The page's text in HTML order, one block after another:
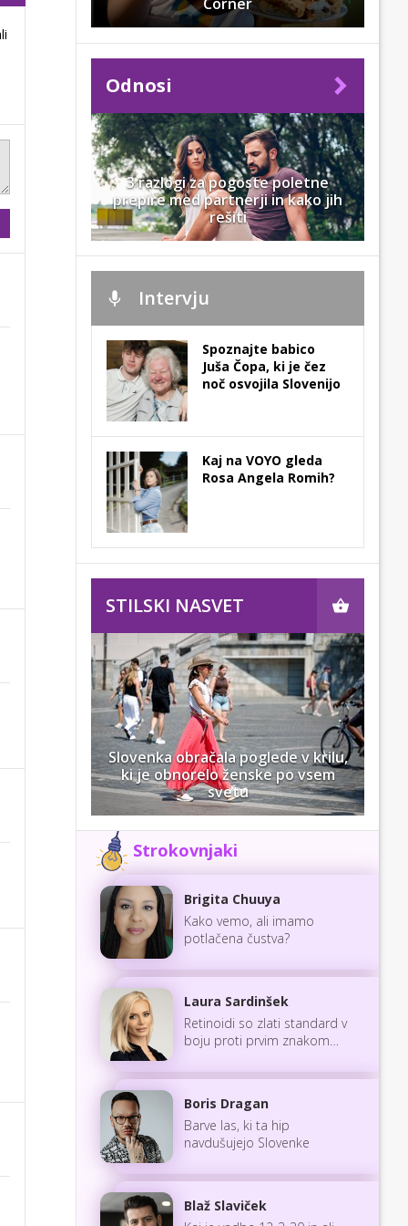
Odnosi
3 razlogi za pogoste poletne
prepire med partnerji in kako jih
rešiti
Intervju
Spoznajte babico
Juša Čopa, ki je čez
noč osvojila Slovenijo
Kaj na VOYO gleda
Rosa Angela Romih?
STILSKI NASVET
Slovenka obračala poglede v krilu,
ki je obnorelo ženske po vsem
svetu
Strokovnjaki
Brigita Chuuya
Kako vemo, ali imamo
potlačena čustva?
Laura Sardinšek
Retinoidi so zlati standard v
boju proti prvim znakom
Boris Dragan
Barve las, ki ta hip
navdušujejo Slovenke
Blaž Slaviček